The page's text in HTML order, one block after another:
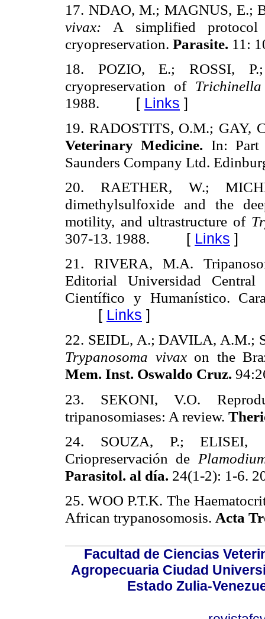
17. NDAO, M.; MAGNUS, E.;
vivax: A simplified
cryopreservation. Parasite. 11:
18. POZIO, E.; ROSSI,
cryopreservation of Trichinella
1988.
[ Links ]
19. RADOSTITS, O.M.; GAY,
Veterinary Medicine. In:
Saunders Company Ltd.
20. RAETHER, W.;
dimethylsulfoxide and the
motility, andultrastructure of
307-13. 1988.
[ Links ]
21. RIVERA, M.A.
Editorial Universidad
Científico y Humanístico.
[ Links ]
22. SEIDL, A.; DAVILA, A.M.;
Trypanosoma vivaxon the
Mem. Inst. Oswaldo Cruz.
23. SEKONI, V.O.
tripanosomiases: A review.
24. SOUZA, P.; ELISEI,
Criopreservación de
Parasitol. al día. 24(1-2): 1-6.
25. WOO P.T.K. The
African trypanosomosis. Acta
Facultad de Ciencias
Agropecuaria Ciudad
Estado Zulia-